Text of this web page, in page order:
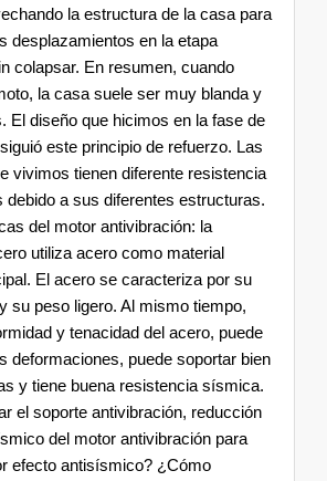
la estructura de la casa para
desplazamientos en la etapa
colapsar. En resumen, cuando
la casa suele ser muy blanda y
El diseño que hicimos en la fase de
este principio de refuerzo. Las
vivimos tienen diferente resistencia
debido a sus diferentes estructuras.
del motor antivibración: la
utiliza acero como material
El acero se caracteriza por su
su peso ligero. Al mismo tiempo,
y tenacidad del acero, puede
deformaciones, puede soportar bien
y tiene buena resistencia sísmica.
el soporte antivibración, reducción
del motor antivibración para
efecto antisísmico? ¿Cómo